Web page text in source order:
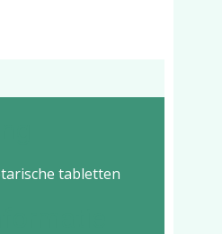
tabletten